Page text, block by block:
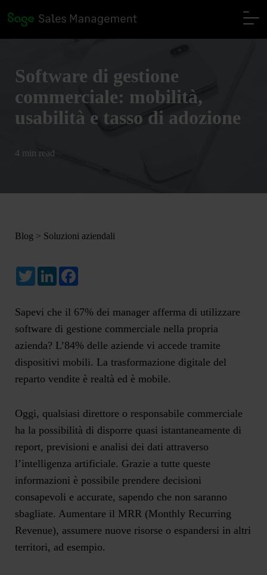
Software di gestione
commerciale: mobilità,
usabilità e tasso di adozione
4 min read
Blog > Soluzioni aziendali
TwitterLinkedIn
Sapevi che il 67% dei manager afferma di utilizzare
software di gestione commerciale nella propria
azienda? L’84% delle aziende vi accede tramite
dispositivi mobili. La trasformazione digitale del
reparto vendite è realtà ed è mobile.
Oggi, qualsiasi direttore o responsabile commerciale
ha la possibilità di disporre quasi istantaneamente di
report, previsioni e analisi dei dati attraverso
l’intelligenza artificiale. Grazie a tutte queste
informazioni è possibile prendere decisioni
consapevoli e accurate, sapendo che non saranno
sbagliate. Aumentare il MRR (Monthly Recurring
Revenue), assumere nuove risorse o espandersi in altri
territori, ad esempio.